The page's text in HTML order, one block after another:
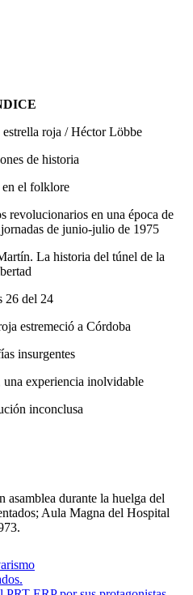
roja / Héctor Löbbe
de historia
el folklore
revolucionarios en una época de
de junio-julio de 1975
La historia del túnel de la
26 del 24
estremeció a Córdoba
insurgentes
experiencia inolvidable
inconclusa
durante la huelga del
Aula Magna del Hospital